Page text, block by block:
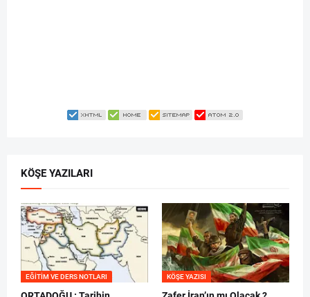
KÖŞE YAZILARI
EĞITIM VE DERS NOTLARI KÖŞE YAZISI